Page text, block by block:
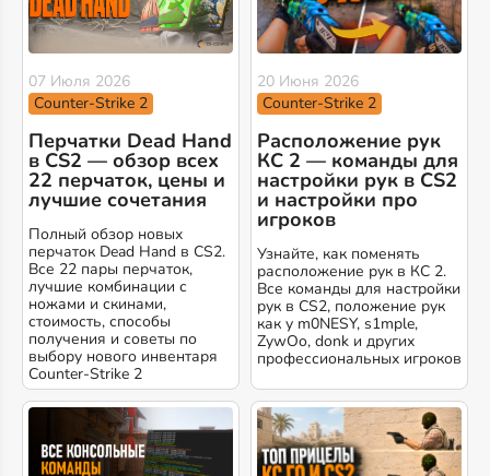
07 Июля 2026
Counter-Strike 2
Перчатки Dead Hand
в CS2 — обзор всех
22 перчаток, цены и
лучшие сочетания
Полный обзор новых
перчаток Dead Hand в CS2.
Все 22 пары перчаток,
лучшие комбинации с
ножами и скинами,
стоимость, способы
получения и советы по
выбору нового инвентаря
Counter-Strike 2
20 Июня 2026
Counter-Strike 2
Расположение рук
КС 2 — команды для
настройки рук в CS2
и настройки про
игроков
Узнайте, как поменять
расположение рук в КС 2.
Все команды для настройки
рук в CS2, положение рук
как у m0NESY, s1mple,
ZywOo, donk и других
профессиональных игроков